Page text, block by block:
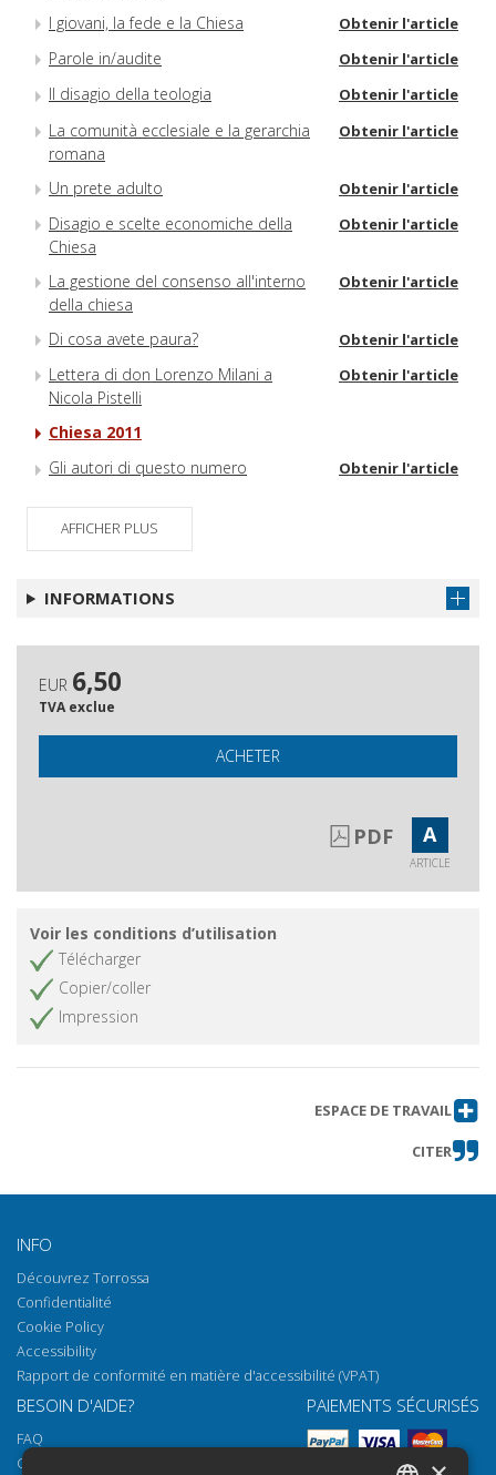
I giovani, la fede e la Chiesa Obtenir l'article
Parole in/audite Obtenir l'article
Il disagio della teologia Obtenir l'article
La comunità ecclesiale e la gerarchia
romana
Obtenir l'article
Un prete adulto Obtenir l'article
Disagio e scelte economiche della
Chiesa
Obtenir l'article
La gestione del consenso all'interno
della chiesa
Obtenir l'article
Di cosa avete paura? Obtenir l'article
Lettera di don Lorenzo Milani a
Nicola Pistelli
Obtenir l'article
Chiesa 2011
Gli autori di questo numero
Obtenir l'article
Questa rivista
AFFICHER PLUS
INFORMATIONS
EUR 6,50
TVA exclue
ACHETER
PDF A
ARTICLE
Voir les conditions d’utilisation
Télécharger
Copier/coller
Impression
ESPACE DE TRAVAIL
CITER
INFO
Découvrez Torrossa
Confidentialité
Cookie Policy
Accessibility
Rapport de conformité en matière d'accessibilité (VPAT)
BESOIN D'AIDE?
FAQ
Comment ouvrir nos documents
PAIEMENTS SÉCURISÉS